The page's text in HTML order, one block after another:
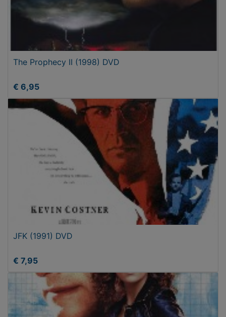
The Prophecy II (1998) DVD
€ 6,95
JFK (1991) DVD
€ 7,95